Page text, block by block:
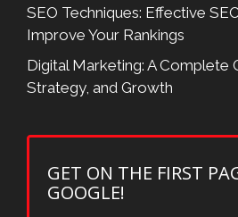
SEO Techniques: Effective
Improve Your Rankings
Digital Marketing: A Complete
Strategy, and Growth
GET ON THE FIRST
GOOGLE!